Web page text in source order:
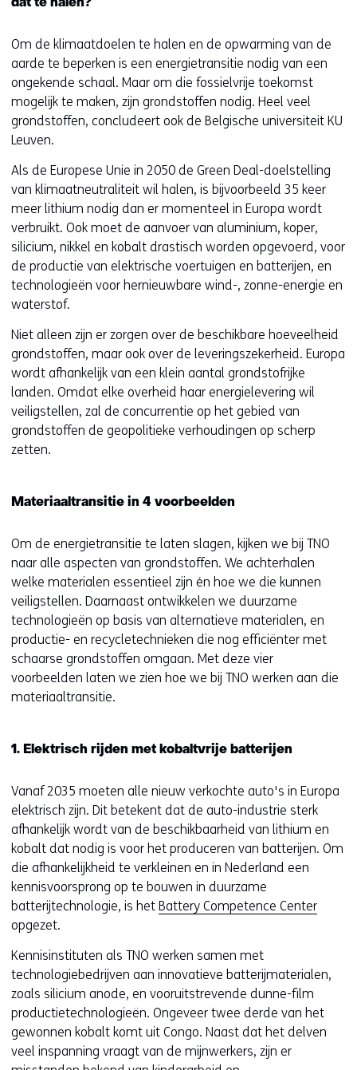
dat te halen?
Om de klimaatdoelen te halen en de opwarming van de
aarde te beperken is een energietransitie nodig van een
ongekende schaal. Maar om die fossielvrije toekomst
mogelijk te maken, zijn grondstoffen nodig. Heel veel
grondstoffen, concludeert ook de Belgische universiteit KU
Leuven.
Als de Europese Unie in 2050 de Green Deal-doelstelling
van klimaatneutraliteit wil halen, is bijvoorbeeld 35 keer
meer lithium nodig dan er momenteel in Europa wordt
verbruikt. Ook moet de aanvoer van aluminium, koper,
silicium, nikkel en kobalt drastisch worden opgevoerd, voor
de productie van elektrische voertuigen en batterijen, en
technologieën voor hernieuwbare wind-, zonne-energie en
waterstof.
Niet alleen zijn er zorgen over de beschikbare hoeveelheid
grondstoffen, maar ook over de leveringszekerheid. Europa
wordt afhankelijk van een klein aantal grondstofrijke
landen. Omdat elke overheid haar energielevering wil
veiligstellen, zal de concurrentie op het gebied van
grondstoffen de geopolitieke verhoudingen op scherp
zetten.
Materiaaltransitie in 4 voorbeelden
Om de energietransitie te laten slagen, kijken we bij TNO
naar alle aspecten van grondstoffen. We achterhalen
welke materialen essentieel zijn én hoe we die kunnen
veiligstellen. Daarnaast ontwikkelen we duurzame
technologieën op basis van alternatieve materialen, en
productie- en recycletechnieken die nog efficiënter met
schaarse grondstoffen omgaan. Met deze vier
voorbeelden laten we zien hoe we bij TNO werken aan die
materiaaltransitie.
1. Elektrisch rijden met kobaltvrije batterijen
Vanaf 2035 moeten alle nieuw verkochte auto's in Europa
elektrisch zijn. Dit betekent dat de auto-industrie sterk
afhankelijk wordt van de beschikbaarheid van lithium en
kobalt dat nodig is voor het produceren van batterijen. Om
die afhankelijkheid te verkleinen en in Nederland een
kennisvoorsprong op te bouwen in duurzame
batterijtechnologie, is het Battery Competence Center
opgezet.
Kennisinstituten als TNO werken samen met
technologiebedrijven aan innovatieve batterijmaterialen,
zoals silicium anode, en vooruitstrevende dunne-film
productietechnologieën. Ongeveer twee derde van het
gewonnen kobalt komt uit Congo. Naast dat het delven
veel inspanning vraagt van de mijnwerkers, zijn er